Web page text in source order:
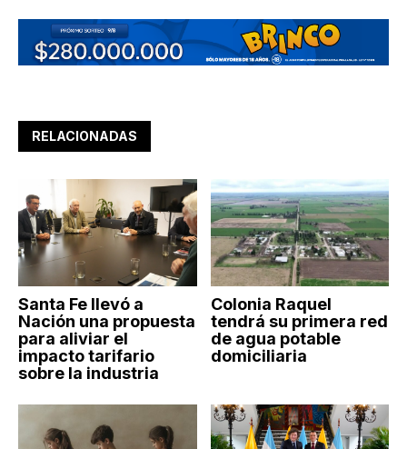
RELACIONADAS
Santa Fe llevó a
Nación una propuesta
para aliviar el
impacto tarifario
sobre la industria
Colonia Raquel
tendrá su primera red
de agua potable
domiciliaria